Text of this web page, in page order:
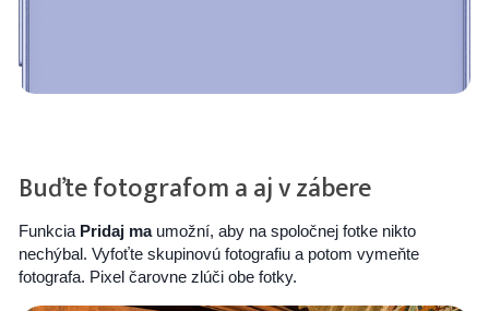
Buďte fotografom a aj v zábere
Funkcia Pridaj maumožní, aby na spoločnej fotke nikto
nechýbal. Vyfoťte skupinovú fotografiu a potom vymeňte
fotografa. Pixel čarovne zlúči obe fotky.